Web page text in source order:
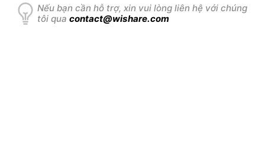
Nếu bạn cần hỗ trợ, xin vui lòng liên hệ với chúng
tôi qua contact@wishare.com